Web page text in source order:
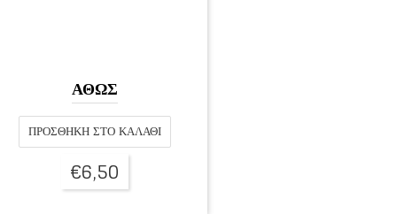
ΑΘΩΣ
ΠΡΟΣΘΉΚΗ ΣΤΟ ΚΑΛΆΘΙ
€6,50